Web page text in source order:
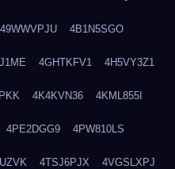
49WWVPJU 4B1N5SGO
4GHTKFV1 4H5VY3Z1
4K4KVN36 4KML855I
4PE2DGG9 4PW810LS
4TSJ6PJX 4VGSLXPJ